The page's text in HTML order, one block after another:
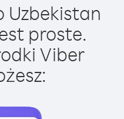
Uzbekistan
proste.
Viber